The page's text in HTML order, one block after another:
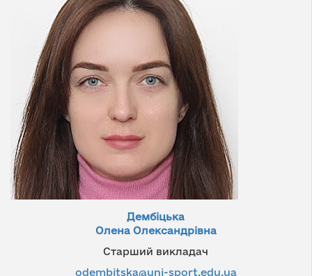
Дембіцька
Олена Олександрівна
Старший викладач
odembitska@uni-sport.edu.ua